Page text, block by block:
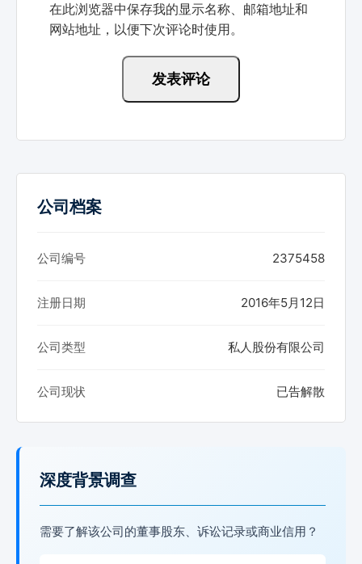
在此浏览器中保存我的显示名称、邮箱地址和
网站地址，以便下次评论时使用。
公司档案
公司编号 2375458
注册日期 2016年5月12日
公司类型 私人股份有限公司
公司现状 已告解散
深度背景调查
需要了解该公司的董事股东、诉讼记录或商业信用？